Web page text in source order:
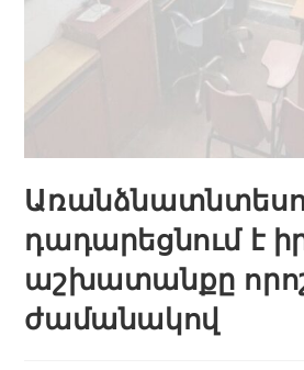
դադարեցնում է
աշխատանքը
ժամանակով